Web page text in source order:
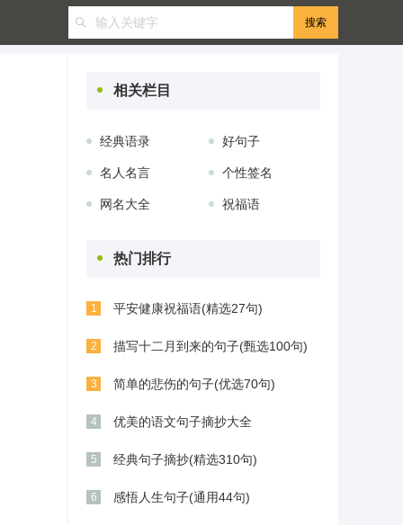
相关栏目
经典语录 好句子
名人名言 个性签名
网名大全 祝福语
热门排行
1 平安健康祝福语(精选27句)
2 描写十二月到来的句子(甄选100句)
3 简单的悲伤的句子(优选70句)
4 优美的语文句子摘抄大全
5 经典句子摘抄(精选310句)
6 感悟人生句子(通用44句)